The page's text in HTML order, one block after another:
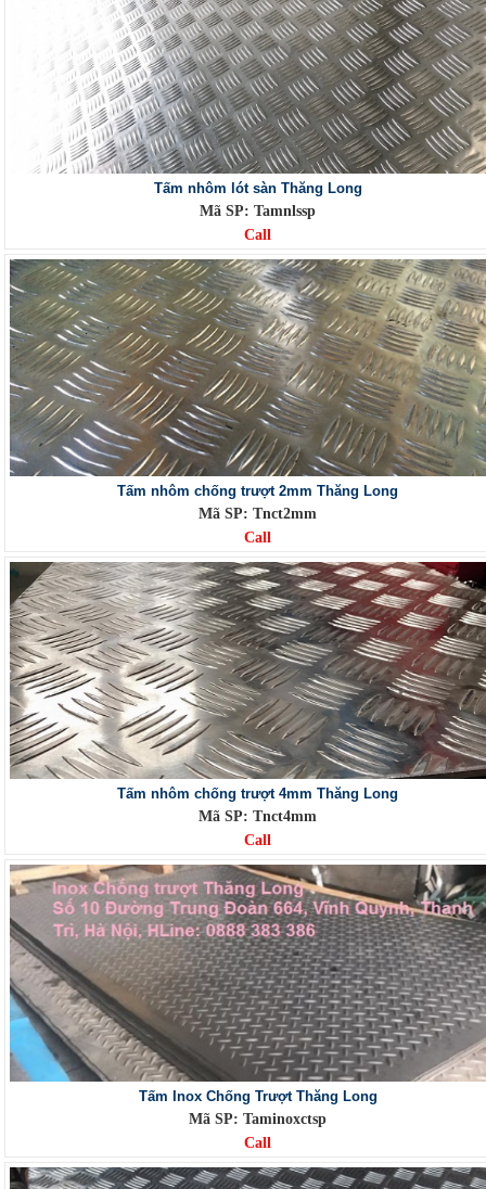
Tấm nhôm lót sàn Thăng Long
Mã SP: Tamnlssp
Call
Tấm nhôm chống trượt 2mm Thăng Long
Mã SP: Tnct2mm
Call
Tấm nhôm chống trượt 4mm Thăng Long
Mã SP: Tnct4mm
Call
Tấm Inox Chống Trượt Thăng Long
Mã SP: Taminoxctsp
Call